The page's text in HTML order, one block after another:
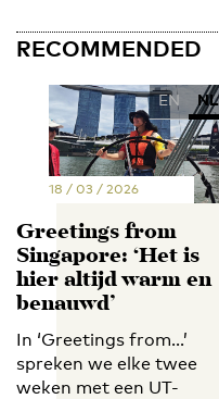
RECOMMENDED
EN NL
18 / 03 / 2026
Greetings from
Singapore: ‘Het is
hier altijd warm en
benauwd’
In ‘Greetings from…’
spreken we elke twee
weken met een UT-